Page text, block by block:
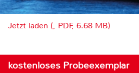
Jetzt laden (, PDF, 6.68 MB)
kostenloses Probeexemplar